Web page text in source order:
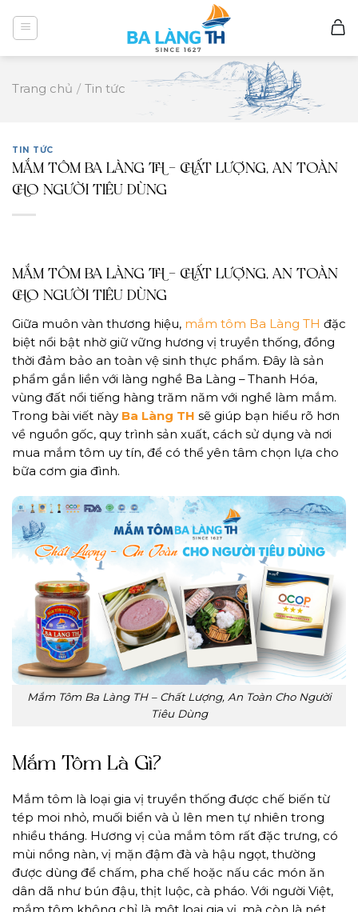
content
Trang chủ / Tin tức
TIN TỨC
MẮM TÔM BA LÀNG TH – CHẤT LƯỢNG, AN TOÀN
CHO NGƯỜI TIÊU DÙNG
MẮM TÔM BA LÀNG TH – CHẤT LƯỢNG, AN TOÀN
CHO NGƯỜI TIÊU DÙNG
Giữa muôn vàn thương hiệu, mắm tôm Ba Làng TH đặc
biệt nổi bật nhờ giữ vững hương vị truyền thống, đồng
thời đảm bảo an toàn vệ sinh thực phẩm. Đây là sản
phẩm gắn liền với làng nghề Ba Làng – Thanh Hóa,
vùng đất nổi tiếng hàng trăm năm với nghề làm mắm.
Trong bài viết này Ba Làng TH sẽ giúp bạn hiểu rõ hơn
về nguồn gốc, quy trình sản xuất, cách sử dụng và nơi
mua mắm tôm uy tín, để có thể yên tâm chọn lựa cho
bữa cơm gia đình.
Mắm Tôm Ba Làng TH – Chất Lượng, An Toàn Cho Người
Tiêu Dùng
Mắm Tôm Là Gì?
Mắm tôm là loại gia vị truyền thống được chế biến từ
tép moi nhỏ, muối biển và ủ lên men tự nhiên trong
nhiều tháng. Hương vị của mắm tôm rất đặc trưng, có
mùi nồng nàn, vị mặn đậm đà và hậu ngọt, thường
được dùng để chấm, pha chế hoặc nấu các món ăn
dân dã như bún đậu, thịt luộc, cà pháo. Với người Việt,